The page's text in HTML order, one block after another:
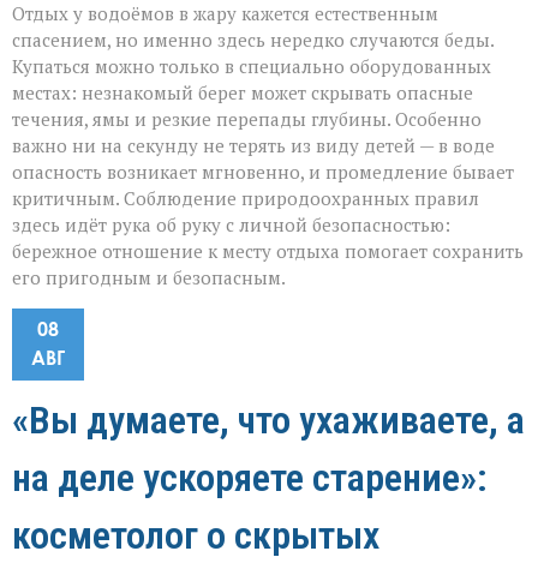
Отдых у водоёмов в жару кажется естественным
спасением, но именно здесь нередко случаются беды.
Купаться можно только в специально оборудованных
местах: незнакомый берег может скрывать опасные
течения, ямы и резкие перепады глубины. Особенно
важно ни на секунду не терять из виду детей — в воде
опасность возникает мгновенно, и промедление бывает
критичным. Соблюдение природоохранных правил
здесь идёт рука об руку с личной безопасностью:
бережное отношение к месту отдыха помогает сохранить
его пригодным и безопасным.
08
АВГ
«Вы думаете, что ухаживаете, а
на деле ускоряете старение»:
косметолог о скрытых